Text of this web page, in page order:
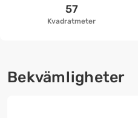
Kvadratmeter
57
Bekvämligheter